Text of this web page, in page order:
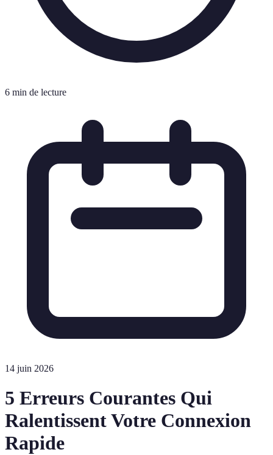
6 min de lecture
14 juin 2026
5 Erreurs Courantes Qui
Ralentissent Votre Connexion
Rapide